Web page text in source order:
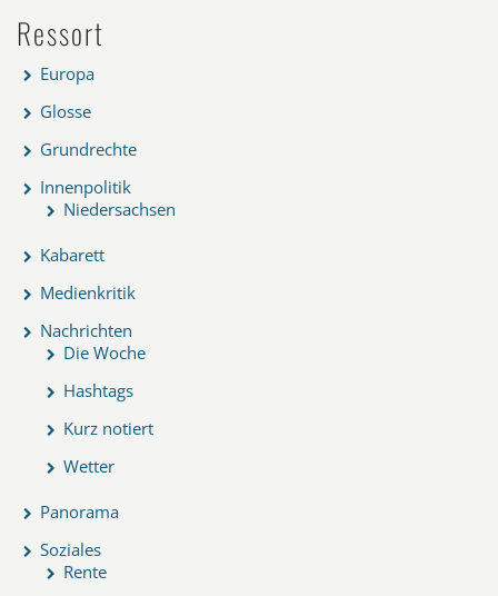
Ressort
Europa
Glosse
Grundrechte
Innenpolitik
Niedersachsen
Kabarett
Medienkritik
Nachrichten
Die Woche
Hashtags
Kurz notiert
Wetter
Panorama
Soziales
Rente